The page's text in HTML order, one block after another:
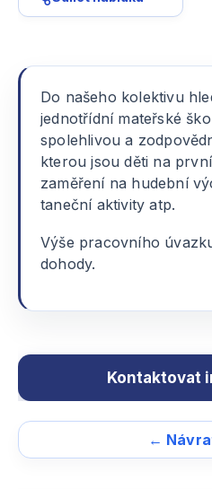
Do našeho kolektivu
jednotřídní mateřské
spolehlivou a
kterou jsou děti na
zaměření na hudební
taneční aktivity atp.
Výše pracovního
dohody.
←